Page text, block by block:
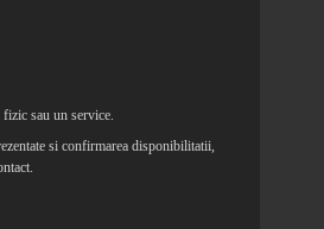
sau un service.
si confirmarea disponibilitatii,